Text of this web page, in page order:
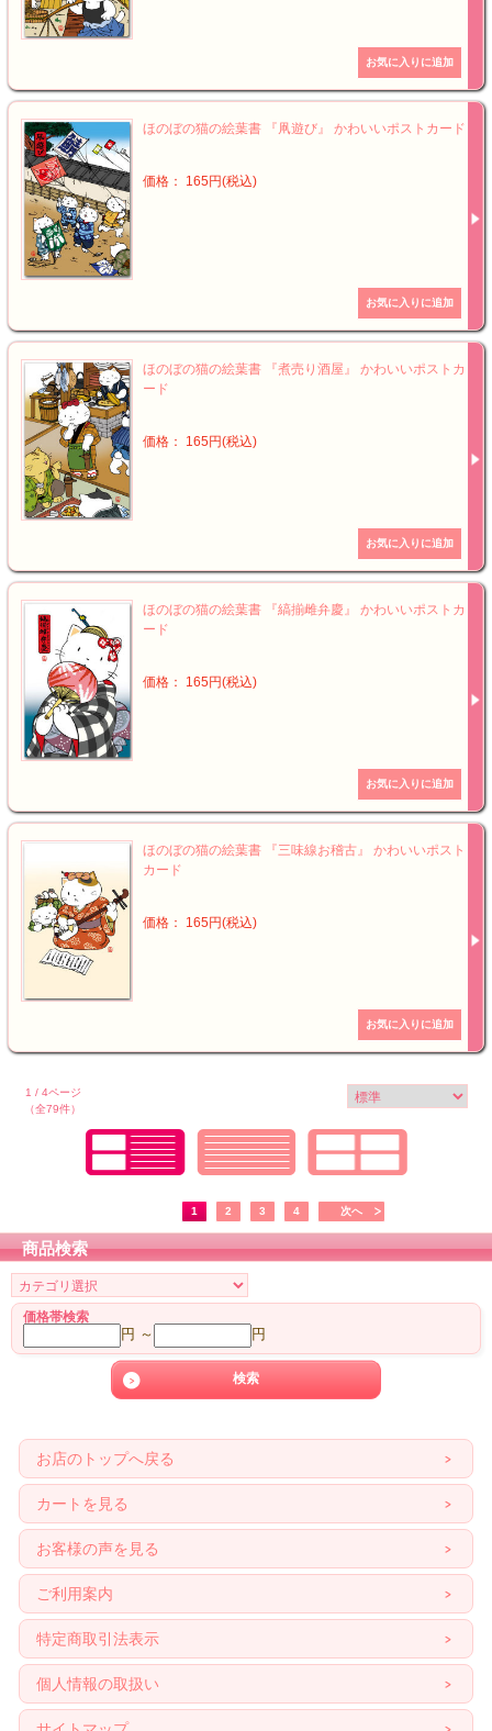
ほのぼの猫の絵葉書 『凧遊び』 かわいいポストカード
価格： 165円(税込)
ほのぼの猫の絵葉書 『煮売り酒屋』 かわいいポストカ
ード
価格： 165円(税込)
ほのぼの猫の絵葉書 『縞揃雌弁慶』 かわいいポストカ
ード
価格： 165円(税込)
ほのぼの猫の絵葉書 『三味線お稽古』 かわいいポスト
カード
価格： 165円(税込)
1 / 4ページ
（全79件）
1 2 3 4 次へ
商品検索
価格帯検索
円 ～ 円
お店のトップへ戻る
カートを見る
お客様の声を見る
ご利用案内
特定商取引法表示
個人情報の取扱い